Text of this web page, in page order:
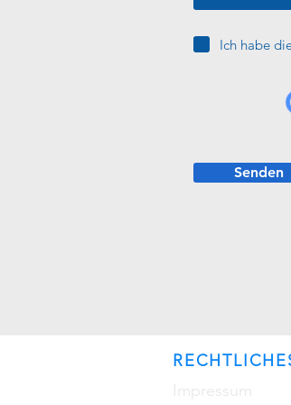
Ich habe
Senden
Impressum